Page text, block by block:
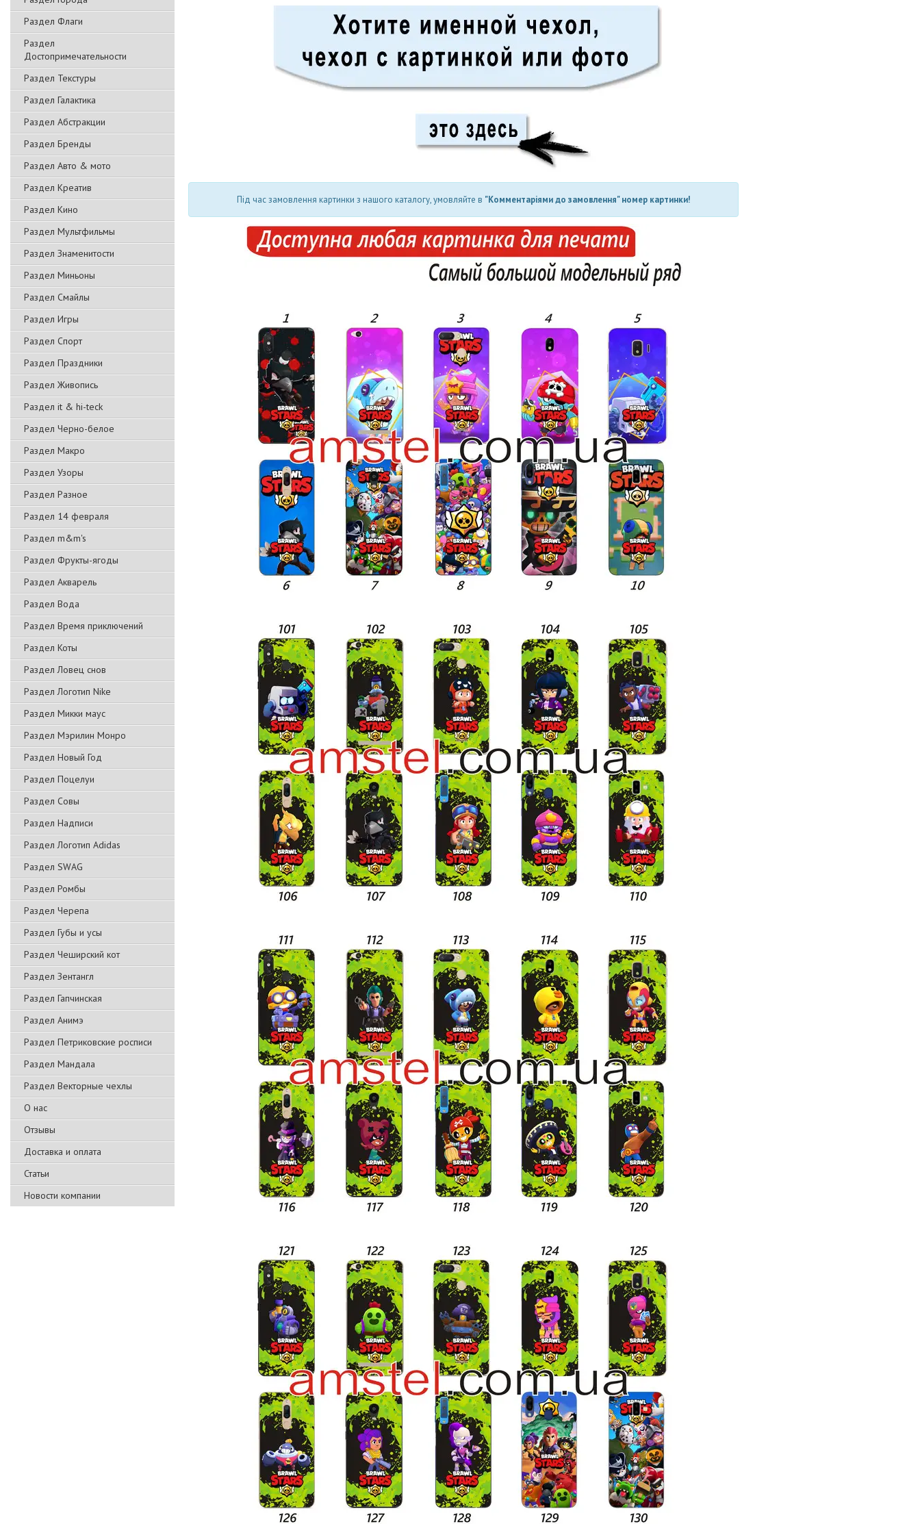
Раздел Флаги
Раздел
Достопримечательности
Раздел Текстуры
Раздел Галактика
Раздел Абстракции
Раздел Бренды
Раздел Авто & мото
Раздел Креатив
Раздел Кино
Раздел Мультфильмы
Раздел Знаменитости
Раздел Миньоны
Раздел Смайлы
Раздел Игры
Раздел Спорт
Раздел Праздники
Раздел Живопись
Раздел it & hi-teck
Раздел Черно-белое
Раздел Макро
Раздел Узоры
Раздел Разное
Раздел 14 февраля
Раздел m&m's
Раздел Фрукты-ягоды
Раздел Акварель
Раздел Вода
Раздел Время приключений
Раздел Коты
Раздел Ловец снов
Раздел Логотип Nike
Раздел Микки маус
Раздел Мэрилин Монро
Раздел Новый Год
Раздел Поцелуи
Раздел Совы
Раздел Надписи
Раздел Логотип Adidas
Раздел SWAG
Раздел Ромбы
Раздел Черепа
Раздел Губы и усы
Раздел Чеширский кот
Раздел Зентангл
Раздел Гапчинская
Раздел Анимэ
Раздел Петриковские росписи
Раздел Мандала
Раздел Векторные чехлы
О нас
Отзывы
Доставка и оплата
Статьи
Новости компании
Під час замовлення картинки з нашого каталогу, умовляйте в "Комментаріями до замовлення" номер картинки!